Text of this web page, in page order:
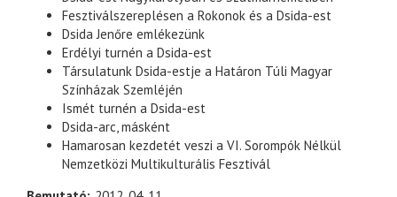
Fesztiválszereplésen a Rokonok és a Dsida-est
Dsida Jenőre emlékezünk
Erdélyi turnén a Dsida-est
Társulatunk Dsida-estje a Határon Túli Magyar
Színházak Szemléjén
Ismét turnén a Dsida-est
Dsida-arc, másként
Hamarosan kezdetét veszi a VI. Sorompók Nélkül
Nemzetközi Multikulturális Fesztivál